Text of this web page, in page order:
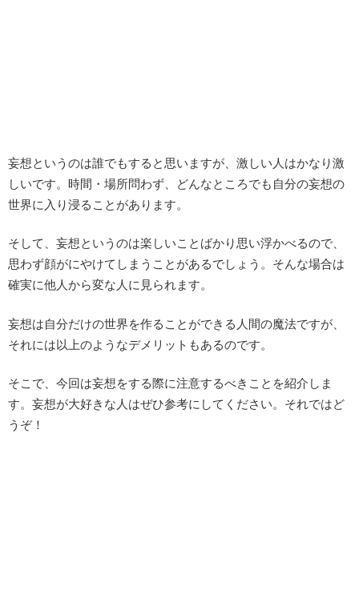
妄想というのは誰でもすると思いますが、激しい人はかなり激
しいです。時間・場所問わず、どんなところでも自分の妄想の
世界に入り浸ることがあります。
そして、妄想というのは楽しいことばかり思い浮かべるので、
思わず顔がにやけてしまうことがあるでしょう。そんな場合は
確実に他人から変な人に見られます。
妄想は自分だけの世界を作ることができる人間の魔法ですが、
それには以上のようなデメリットもあるのです。
そこで、今回は妄想をする際に注意するべきことを紹介しま
す。妄想が大好きな人はぜひ参考にしてください。それではど
うぞ！